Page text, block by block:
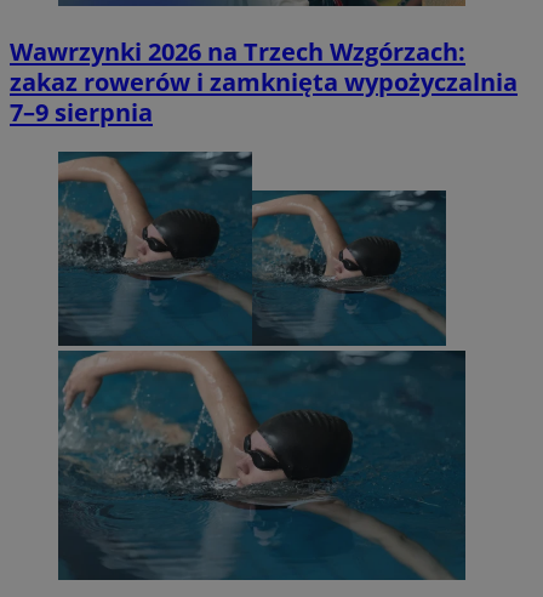
Wawrzynki 2026 na Trzech Wzgórzach:
zakaz rowerów i zamknięta wypożyczalnia
7–9 sierpnia